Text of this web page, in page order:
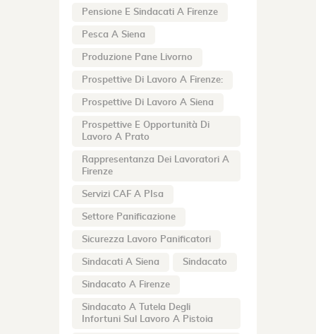
Pensione E Sindacati A Firenze
Pesca A Siena
Produzione Pane Livorno
Prospettive Di Lavoro A Firenze:
Prospettive Di Lavoro A Siena
Prospettive E Opportunità Di
Lavoro A Prato
Rappresentanza Dei Lavoratori A
Firenze
Servizi CAF A PIsa
Settore Panificazione
Sicurezza Lavoro Panificatori
Sindacati A Siena Sindacato
Sindacato A Firenze
Sindacato A Tutela Degli
Infortuni Sul Lavoro A Pistoia